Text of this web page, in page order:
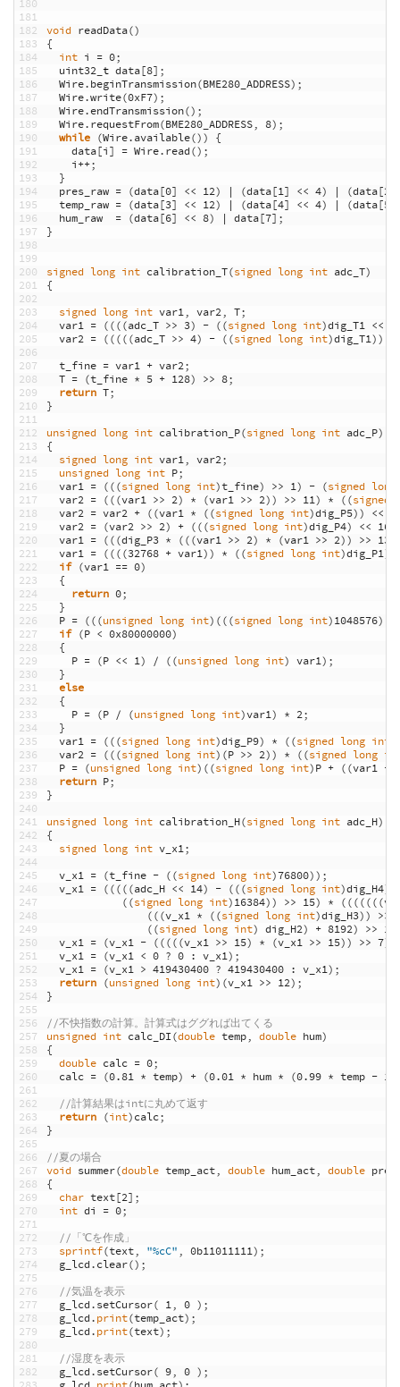
180
181
182
183
184
185
186
187
188
189
190
191
192
193
194
195
196
197
198
199
200
201
202
203
204
205
206
207
208
209
210
211
212
213
214
215
216
217
218
219
220
221
222
223
224
225
226
227
228
229
230
231
232
233
234
235
236
237
238
239
240
241
242
243
244
245
246
247
248
249
250
251
252
253
254
255
256
257
258
259
260
261
262
263
264
265
266
267
268
269
270
271
272
273
274
275
276
277
278
279
280
281
282
void readData()
{
int i = 0;
uint32 t data[8] ;
Wire.beginTransmission(BME280_ADDRESS) ;
Wire.write(0xF7) ;
Wire.endTransmission() ;
Wire.requestFrom(BME280_ADDRESS, 8) ;
while (Wire.available()) {
data[i] = Wire.read() ;
i++;
}
pres_raw = (data[0] << 12) | (data[1] << 4) | (data[2
temp_raw = (data[3] << 12) | (data[4] << 4) | (data[5
hum_raw
= (data[6] << 8) | data[7] ;
}
signed long int calibration_T(signed long int adc_T)
{
signed long int var1, var2, T;
var1 = ((((adc_T >> 3) - ((signed long int)dig_T1 <<
var2 = (((((adc_T >> 4) - ((signed long int)dig_T1))
t_fine = var1 + var2;
T = (t_fine * 5 + 128) >> 8;
return T;
}
unsigned long int calibration_P(signed long int adc_P)
{
signed long int var1, var2;
unsigned long int P;
var1 = (((signed long int)t_fine) >> 1) - (signed long
var2 = (((var1 >> 2) * (var1 >> 2)) >> 11) * ((signed
var2 = var2 + ((var1 * ((signed long int)dig_P5)) <<
var2 = (var2 >> 2) + (((signed long int)dig_P4) << 16
var1 = (((dig_P3 * (((var1 >> 2) * (var1 >> 2)) >> 13
var1 = ((((32768 + var1)) * ((signed long int)dig_P1)
if (var1 == 0)
{
return 0;
}
P = (((unsigned long int) (((signed long int)1048576)
if (P < 0x80000000)
{
P = (P << 1) / ((unsigned long int) var1) ;
}
else
{
P = (P / (unsigned long int)var1) * 2;
}
var1 = (((signed long int)dig_P9) * ((signed long int
var2 = (((signed long int) (P >> 2)) * ((signed long
P = (unsigned long int) ((signed long int)P + ((var1 +
return P;
}
unsigned long int calibration_H(signed long int adc_H)
{
signed long int v_x1;
v_x1 = (t_fine - ((signed long int)76800)) ;
v_x1 = (((((adc_H << 14) - (((signed long int)dig_H4)
((signed long int)16384)) >> 15) * (((((((
(((v_x1 * ((signed long int)dig_H3)) >>
((signed long int) dig_H2) + 8192) >> 14
v_x1 = (v_x1 - (((((v_x1 >> 15) * (v_x1 >> 15)) >> 7)
v_x1 = (v_x1 < 0 ? 0 : v_x1) ;
v_x1 = (v_x1 > 419430400 ? 419430400 : v_x1) ;
return (unsigned long int) (v_x1 >> 12) ;
}
//不快指数の計算。計算式はググれば出てくる
unsigned int calc_DI(double temp, double hum)
{
double calc = 0;
calc = (0.81 * temp) + (0.01 * hum * (0.99 * temp -
//計算結果はintに丸めて返す
return (int)calc;
}
//夏の場合
void summer(double temp_act, double hum_act, double
{
char text[2] ;
int di = 0;
//「℃を作成」
sprintf(text, "%cC", 0b11011111) ;
g_lcd.clear() ;
//気温を表示
g_lcd.setCursor( 1, 0 ) ;
g_lcd.print(temp_act) ;
g_lcd.print(text) ;
//湿度を表示
g_lcd.setCursor( 9, 0 ) ;